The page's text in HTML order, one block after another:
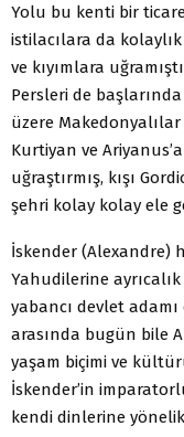
Yolu bu kenti bir
istilacılara da
ve kıyımlara
Persleri de
üzere
Kurtiyan ve
uğraştırmış, kışı
şehri kolay kolay ele
İskender (Alexandre)
Yahudilerine
yabancı devlet
arasında bugün bile
yaşam biçimi ve
İskender’in
kendi dinlerine